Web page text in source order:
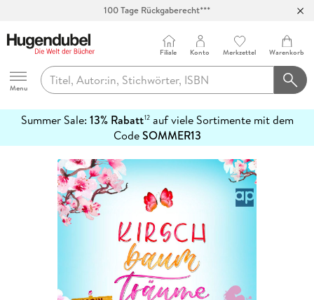
100 Tage Rückgaberecht***
Hugendubel
Menu
Filiale Konto Merkzettel Warenkorb
Summer Sale: 13% Rabatt12auf viele Sortimente mit dem
CodeSOMMER13
erfahren